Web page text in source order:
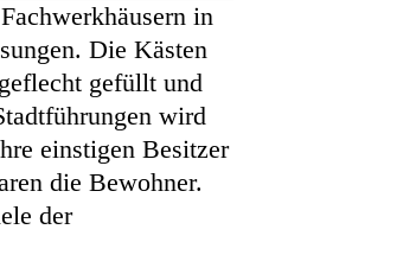
in
Die Kästen
gefüllt und
wird
einstigen Besitzer
die Bewohner.
der